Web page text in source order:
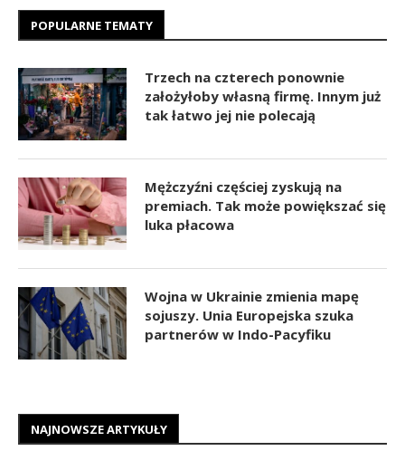
POPULARNE TEMATY
Trzech na czterech ponownie
założyłoby własną firmę. Innym już
tak łatwo jej nie polecają
Mężczyźni częściej zyskują na
premiach. Tak może powiększać się
luka płacowa
Wojna w Ukrainie zmienia mapę
sojuszy. Unia Europejska szuka
partnerów w Indo-Pacyfiku
NAJNOWSZE ARTYKUŁY